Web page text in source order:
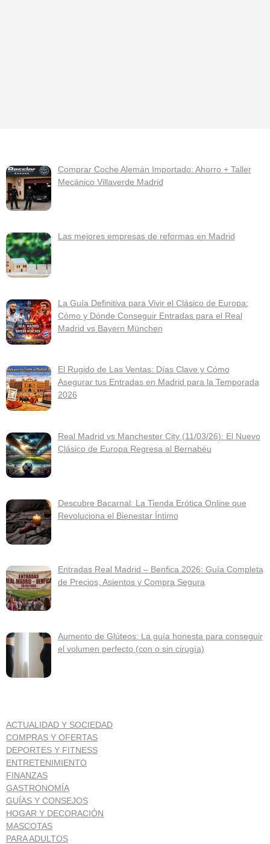
Comprar Coche Alemán Importado: Ahorro + Taller
Mecánico Villaverde Madrid
Las mejores empresas de reformas en Madrid
La Guía Definitiva para Vivir el Clásico de Europa:
Cómo y Dónde Conseguir Entradas para el Real
Madrid vs Bayern München
El Rugido de Las Ventas: Días Clave y Cómo
Asegurar tus Entradas en Madrid para la Temporada
2026
Real Madrid vs Manchester City (11/03/26): El Nuevo
Clásico de Europa Regresa al Bernabéu
Descubre Bacarnal: La Tienda Erótica Online que
Revoluciona el Bienestar Íntimo
Entradas Real Madrid – Benfica 2026: Guía Completa
de Precios, Asientos y Compra Segura
Aumento de Glúteos: La guía honesta para conseguir
el volumen perfecto (con o sin cirugía)
ACTUALIDAD Y SOCIEDAD
COMPRAS Y OFERTAS
DEPORTES Y FITNESS
ENTRETENIMIENTO
FINANZAS
GASTRONOMÍA
GUÍAS Y CONSEJOS
HOGAR Y DECORACIÓN
MASCOTAS
PARA ADULTOS